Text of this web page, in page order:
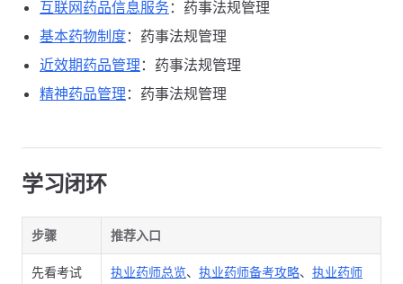
互联网药品信息服务：药事法规管理
基本药物制度：药事法规管理
近效期药品管理 ：药事法规管理
精神药品管理 ：药事法规管理
学习闭环
步骤 推荐入口
先看考试
执业药师总览、 执业药师备考攻略、 执业药师